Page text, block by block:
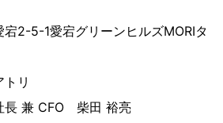
2-5-1愛宕グリーンヒルズMORIタ
リ
長 兼 CFO 柴田 裕亮